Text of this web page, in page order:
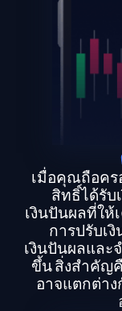
เมื่อคุณถือค
สิทธิ์ได้รับ
เงินปันผลที่ใ
การปรับเ
เงินปันผลแล
ขึ้น สิ่งสำคัญ
อาจแตกต่า